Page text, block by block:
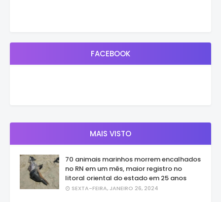
FACEBOOK
MAIS VISTO
70 animais marinhos morrem encalhados
no RN em um mês, maior registro no
litoral oriental do estado em 25 anos
SEXTA-FEIRA, JANEIRO 26, 2024